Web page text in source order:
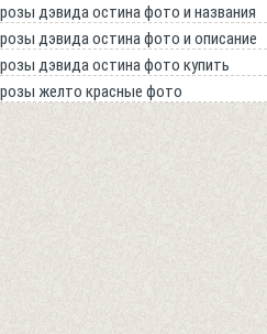
розы дэвида остина фото и названия
розы дэвида остина фото и описание
розы дэвида остина фото купить
розы желто красные фото